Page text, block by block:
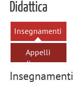
Didattica
Insegnamenti
Appelli
d'esame
Insegnamenti